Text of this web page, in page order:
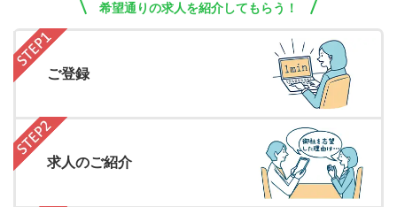
希望通りの求人を紹介してもらう！
ご登録
求人のご紹介